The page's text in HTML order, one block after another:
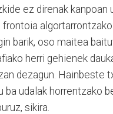
ez direnak kanpoan
frontoia
barik, oso maitea
herri gehienek
dezagun. Hainbeste
ba udalak horrentzako
sikira.